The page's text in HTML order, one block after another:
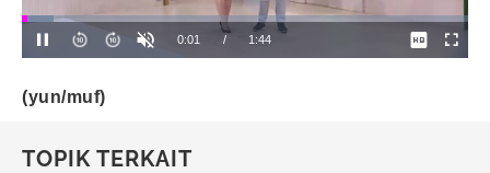
(yun/muf)
TOPIK TERKAIT